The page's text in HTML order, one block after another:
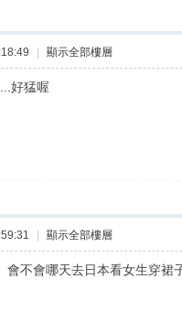
顯示全部樓層
好猛喔
顯示全部樓層
不會哪天去日本看女生穿裙